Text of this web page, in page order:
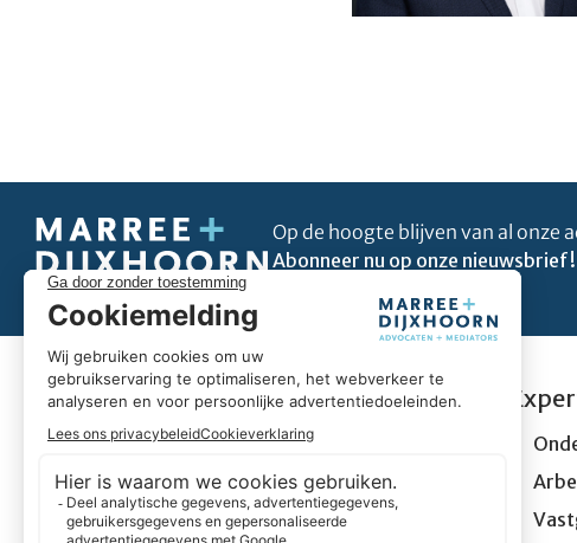
Op de hoogte blijven van al onze
Abonneer nu op onze nieuwsbrief!
Uitblinken in úw business
Omdat wij goed zijn in ons vak, kunnen we u helpen
om uit te blinken in úw business. Wij hebben hart voor
ondernemers en we geloven in duurzame